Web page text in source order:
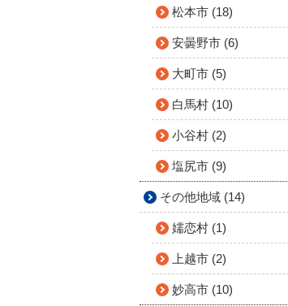
松本市 (18)
安曇野市 (6)
大町市 (5)
白馬村 (10)
小谷村 (2)
塩尻市 (9)
その他地域 (14)
嬬恋村 (1)
上越市 (2)
妙高市 (10)